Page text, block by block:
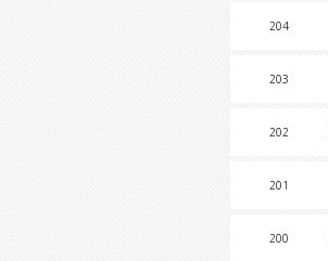
204
203
202
201
200